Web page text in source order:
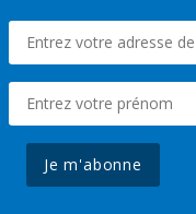
Je m'abonne